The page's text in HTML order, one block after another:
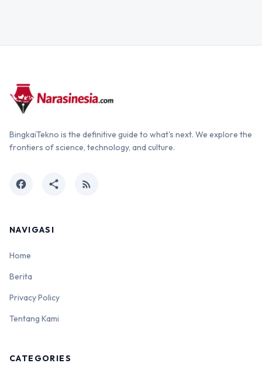
BingkaiTekno is the definitive guide to what's next. We explore the
frontiers of science, technology, and culture.
facebook share rss_feed
NAVIGASI
Home
Berita
Privacy Policy
Tentang Kami
CATEGORIES